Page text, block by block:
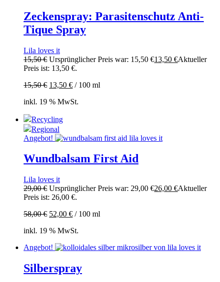
Zeckenspray: Parasitenschutz Anti-
Tique Spray
Lila loves it
15,50€ Ursprünglicher Preis war: 15,50 €13,50 €Aktueller
Preis ist: 13,50 €.
15,50€ 13,50 € / 100 ml
inkl. 19 % MwSt.
Recycling
Regional
Angebot!
Wundbalsam First Aid
Lila loves it
29,00€ Ursprünglicher Preis war: 29,00 €26,00 €Aktueller
Preis ist: 26,00 €.
58,00€ 52,00 € / 100 ml
inkl. 19 % MwSt.
Angebot!
Silberspray